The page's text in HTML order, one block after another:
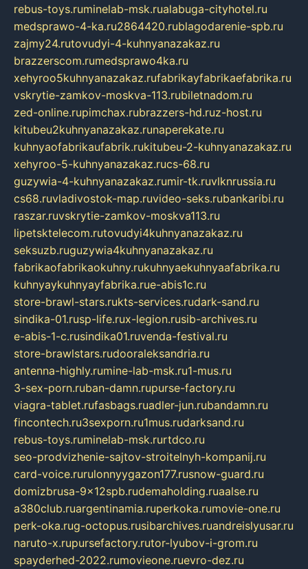
rebus-toys.ruminelab-msk.rualabuga-cityhotel.ru
medsprawo-4-ka.ru2864420.rublagodarenie-spb.ru
zajmy24.rutovudyi-4-kuhnyanazakaz.ru
brazzerscom.rumedsprawo4ka.ru
xehyroo5kuhnyanazakaz.rufabrikayfabrikaefabrika.ru
vskrytie-zamkov-moskva-113.rubiletnadom.ru
zed-online.rupimchax.rubrazzers-hd.ruz-host.ru
kitubeu2kuhnyanazakaz.runaperekate.ru
kuhnyaofabrikaufabrik.rukitubeu-2-kuhnyanazakaz.ru
xehyroo-5-kuhnyanazakaz.rucs-68.ru
guzywia-4-kuhnyanazakaz.rumir-tk.ruvlknrussia.ru
cs68.ruvladivostok-map.ruvideo-seks.rubankaribi.ru
raszar.ruvskrytie-zamkov-moskva113.ru
lipetsktelecom.rutovudyi4kuhnyanazakaz.ru
seksuzb.ruguzywia4kuhnyanazakaz.ru
fabrikaofabrikaokuhny.rukuhnyaekuhnyaafabrika.ru
kuhnyaykuhnyayfabrika.rue-abis1c.ru
store-brawl-stars.rukts-services.rudark-sand.ru
sindika-01.rusp-life.rux-legion.rusib-archives.ru
e-abis-1-c.rusindika01.ruvenda-festival.ru
store-brawlstars.rudooraleksandria.ru
antenna-highly.rumine-lab-msk.ru1-mus.ru
3-sex-porn.ruban-damn.rupurse-factory.ru
viagra-tablet.rufasbags.ruadler-jun.rubandamn.ru
fincontech.ru3sexporn.ru1mus.rudarksand.ru
rebus-toys.ruminelab-msk.rurtdco.ru
seo-prodvizhenie-sajtov-stroitelnyh-kompanij.ru
card-voice.rurulonnyygazon177.rusnow-guard.ru
domizbrusa-9x12spb.rudemaholding.ruaalse.ru
a380club.ruargentinamia.ruperkoka.rumovie-one.ru
perk-oka.rug-octopus.rusibarchives.ruandreislyusar.ru
naruto-x.rupursefactory.rutor-lyubov-i-grom.ru
spayderhed-2022.rumovieone.ruevro-dez.ru